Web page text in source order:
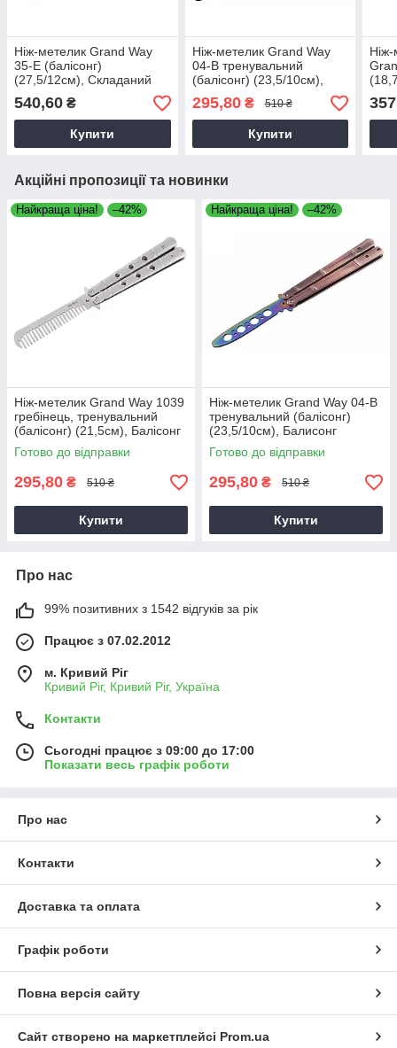
Ніж-метелик Grand Way
35-E (балісонг)
(27,5/12см), Складаний
ніж-метелик, Металевий
ніж для фліпінгу
540,60 ₴
Купити
Ніж-метелик Grand Way
04-B тренувальний
(балісонг) (23,5/10см),
Балисонг тренувальний
295,80₴ 510 ₴
Купити
Ніж-
357
Акційні пропозиції та новинки
Найкраща ціна! –42%
Ніж-метелик Grand Way 1039
гребінець, тренувальний
(балісонг) (21,5см), Балісонг
тренувальний
Готово до відправки
295,80 ₴ 510 ₴
Купити
Найкраща ціна! –42%
Ніж-метелик Grand Way 04-B
тренувальний (балісонг)
(23,5/10см), Балисонг
тренувальний
Готово до відправки
295,80 ₴ 510 ₴
Купити
Про нас
99% позитивних з 1542 відгуків за рік
Працює з 07.02.2012
м. Кривий Ріг
Кривий Ріг, Кривий Ріг, Україна
Контакти
Сьогодні працює з 09:00 до 17:00
Показати весь графік роботи
Про нас
Контакти
Доставка та оплата
Графік роботи
Повна версія сайту
Сайт створено на маркетплейсі Prom.ua